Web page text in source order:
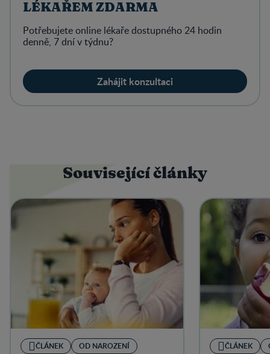
LÉKAŘEM ZDARMA
Potřebujete online lékaře dostupného 24 hodin
denně, 7 dní v týdnu?
Zahájit konzultaci
Související články
ČLÁNEK OD NAROZENÍ ČLÁNEK